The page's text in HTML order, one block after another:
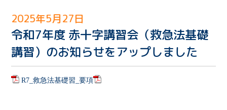
2025年5月27日
令和7年度 赤十字講習会（救急法基礎
講習）のお知らせをアップしました
R7_救急法基礎習_要項